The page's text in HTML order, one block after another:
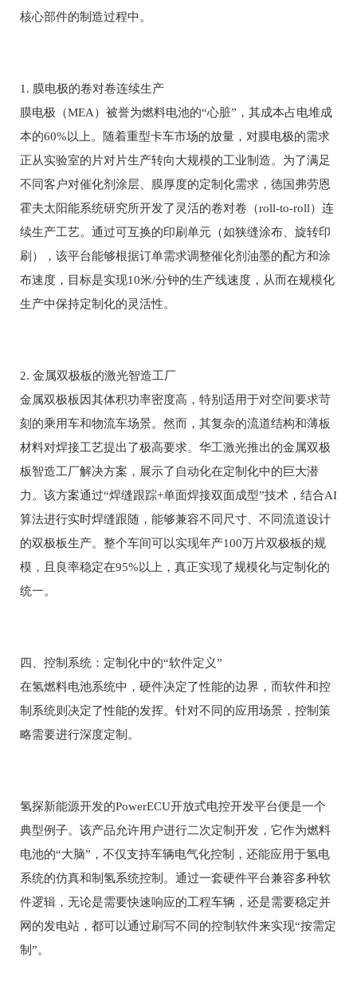
核心部件的制造过程中。
1. 膜电极的卷对卷连续生产
膜电极（MEA）被誉为燃料电池的“心脏”，其成本占电堆成
本的60%以上。随着重型卡车市场的放量，对膜电极的需求
正从实验室的片对片生产转向大规模的工业制造。为了满足
不同客户对催化剂涂层、膜厚度的定制化需求，德国弗劳恩
霍夫太阳能系统研究所开发了灵活的卷对卷（roll-to-roll）连
续生产工艺。通过可互换的印刷单元（如狭缝涂布、旋转印
刷），该平台能够根据订单需求调整催化剂油墨的配方和涂
布速度，目标是实现10米/分钟的生产线速度，从而在规模化
生产中保持定制化的灵活性。
2. 金属双极板的激光智造工厂
金属双极板因其体积功率密度高，特别适用于对空间要求苛
刻的乘用车和物流车场景。然而，其复杂的流道结构和薄板
材料对焊接工艺提出了极高要求。华工激光推出的金属双极
板智造工厂解决方案，展示了自动化在定制化中的巨大潜
力。该方案通过“焊缝跟踪+单面焊接双面成型”技术，结合AI
算法进行实时焊缝跟随，能够兼容不同尺寸、不同流道设计
的双极板生产。整个车间可以实现年产100万片双极板的规
模，且良率稳定在95%以上，真正实现了规模化与定制化的
统一。
四、控制系统：定制化中的“软件定义”
在氢燃料电池系统中，硬件决定了性能的边界，而软件和控
制系统则决定了性能的发挥。针对不同的应用场景，控制策
略需要进行深度定制。
氢探新能源开发的PowerECU开放式电控开发平台便是一个
典型例子。该产品允许用户进行二次定制开发，它作为燃料
电池的“大脑”，不仅支持车辆电气化控制，还能应用于氢电
系统的仿真和制氢系统控制。通过一套硬件平台兼容多种软
件逻辑，无论是需要快速响应的工程车辆，还是需要稳定并
网的发电站，都可以通过刷写不同的控制软件来实现“按需定
制”。